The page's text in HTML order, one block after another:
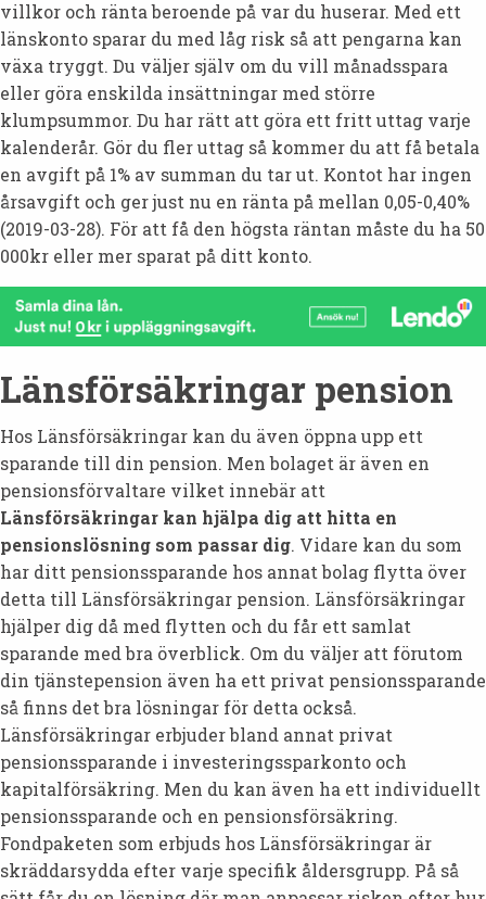
villkor och ränta beroende på var du huserar. Med ett
länskonto sparar du med låg risk så att pengarna kan
växa tryggt. Du väljer själv om du vill månadsspara
eller göra enskilda insättningar med större
klumpsummor. Du har rätt att göra ett fritt uttag varje
kalenderår. Gör du fler uttag så kommer du att få betala
en avgift på 1% av summan du tar ut. Kontot har ingen
årsavgift och ger just nu en ränta på mellan 0,05-0,40%
(2019-03-28). För att få den högsta räntan måste du ha 50
000kr eller mer sparat på ditt konto.
Länsförsäkringar pension
Hos Länsförsäkringar kan du även öppna upp ett
sparande till din pension. Men bolaget är även en
pensionsförvaltare vilket innebär att
Länsförsäkringar kan hjälpa dig att hitta en
pensionslösning som passar dig. Vidare kan du som
har ditt pensionssparande hos annat bolag flytta över
detta till Länsförsäkringar pension. Länsförsäkringar
hjälper dig då med flytten och du får ett samlat
sparande med bra överblick. Om du väljer att förutom
din tjänstepension även ha ett privat pensionssparande
så finns det bra lösningar för detta också.
Länsförsäkringar erbjuder bland annat privat
pensionssparande i investeringssparkonto och
kapitalförsäkring. Men du kan även ha ett individuellt
pensionssparande och en pensionsförsäkring.
Fondpaketen som erbjuds hos Länsförsäkringar är
skräddarsydda efter varje specifik åldersgrupp. På så